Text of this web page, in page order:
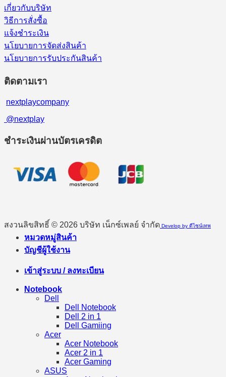
เกี่ยวกับบริษัท
วิธีการสั่งซื้อ
แจ้งชำระเงิน
นโยบายการจัดส่งสินค้า
นโยบายการรับประกันสินค้า
ติดตามเรา
nextplaycompany
@nextplay
ชำระเงินผ่านบัตรเครดิต
สงวนลิขสิทธิ์ © 2026 บริษัท เน็กซ์เพลย์ จำกัด Develop by ดีไซน์เทพ
หมวดหมู่สินค้า
บัญชีผู้ใช้งาน
เข้าสู่ระบบ / ลงทะเบียน
Notebook
Dell
Dell Notebook
Dell 2 in 1
Dell Gamiing
Acer
Acer Notebook
Acer 2 in 1
Acer Gaming
ASUS